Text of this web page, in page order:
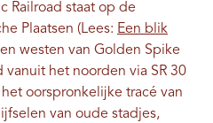
Railroad staat op de
Plaatsen (Lees: Een blik
westen van Golden Spike
vanuit het noorden via SR 30
oorspronkelijke tracé van
van oude stadjes,